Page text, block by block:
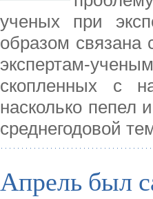
ученых при
образом связана
экспертам-
скопленных с
насколько пепел
среднегодовой
Апрель был